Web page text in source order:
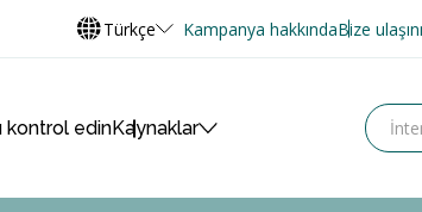
Türkçe Kampanya hakkındaBize ulaşın
kontrol edinKaynaklar